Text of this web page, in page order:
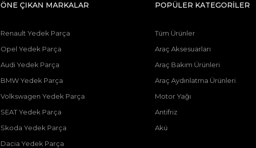
ÖNE ÇIKAN MARKALAR
Renault Yedek Parça
Opel Yedek Parça
Audi Yedek Parça
BMW Yedek Parça
Volkswagen Yedek Parça
SEAT Yedek Parça
Skoda Yedek Parça
Dacia Yedek Parça
POPÜLER KATEGORİLER
Tüm Ürünler
Araç Aksesuarları
Araç Bakım Ürünleri
Araç Aydınlatma Ürünleri
Motor Yağı
Antifriz
Akü